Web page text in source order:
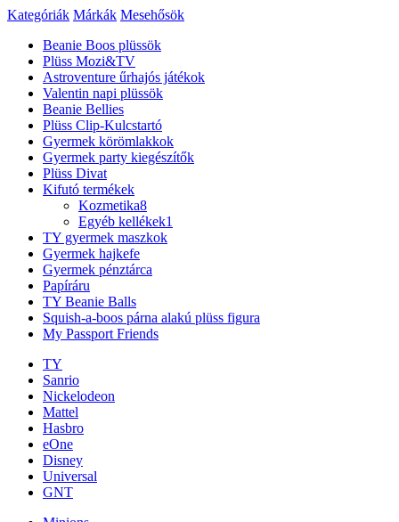
Kategóriák Márkák Mesehősök
Beanie Boos plüssök
Plüss Mozi&TV
Astroventure űrhajós játékok
Valentin napi plüssök
Beanie Bellies
Plüss Clip-Kulcstartó
Gyermek körömlakkok
Gyermek party kiegészítők
Plüss Divat
Kifutó termékek
Kozmetika8
Egyéb kellékek1
TY gyermek maszkok
Gyermek hajkefe
Gyermek pénztárca
Papíráru
TY Beanie Balls
Squish-a-boos párna alakú plüss figura
My Passport Friends
TY
Sanrio
Nickelodeon
Mattel
Hasbro
eOne
Disney
Universal
GNT